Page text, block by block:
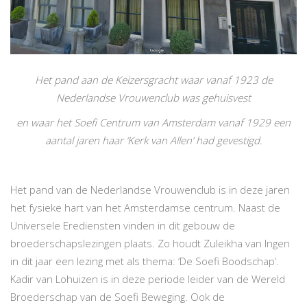
Het pand aan de Keizersgracht waar vanaf 1923 de
Nederlandse Vrouwenclub was gehuisvest
en waar het Soefi Centrum van Amsterdam vanaf 1929 een
aantal jaren haar ‘Kerk van Allen’ had gevestigd.
Het pand van de Nederlandse Vrouwenclub is in deze jaren
het fysieke hart van het Amsterdamse centrum. Naast de
Universele Erediensten vinden in dit gebouw de
broederschapslezingen plaats. Zo houdt Zuleikha van Ingen
in dit jaar een lezing met als thema: ‘De Soefi Boodschap’.
Kadir van Lohuizen is in deze periode leider van de Wereld
Broederschap van de Soefi Beweging. Ook de